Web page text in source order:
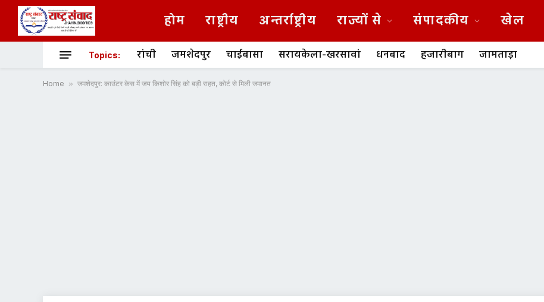
होम राष्ट्रीय अन्तर्राष्ट्रीय राज्यों से संपादकीय खेल
Topics: रांची जमशेदपुर चाईबासा सरायकेला-खरसावां धनबाद हजारीबाग जामताड़ा
Home » जमशेदपुर: काउंटर केस में जय किशोर सिंह को बड़ी राहत, कोर्ट से मिली जमानत